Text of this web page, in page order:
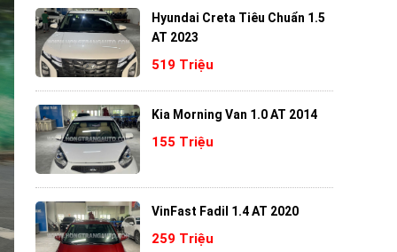
Hyundai Creta Tiêu Chuẩn 1.5
AT 2023
519 Triệu
Kia Morning Van 1.0 AT 2014
155 Triệu
VinFast Fadil 1.4 AT 2020
259 Triệu